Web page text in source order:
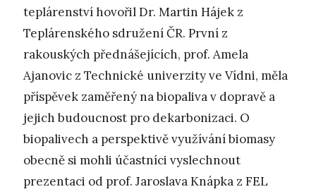
teplárenství hovořil Dr. Martin Hájek z
Teplárenského sdružení ČR. První z
rakouských přednášejících, prof. Amela
Ajanovic z Technické univerzity ve Vídni, měla
příspěvek zaměřený na biopaliva v dopravě a
jejich budoucnost pro dekarbonizaci. O
biopalivech a perspektivě využívání biomasy
obecně si mohli účastníci vyslechnout
prezentaci od prof. Jaroslava Knápka z FEL